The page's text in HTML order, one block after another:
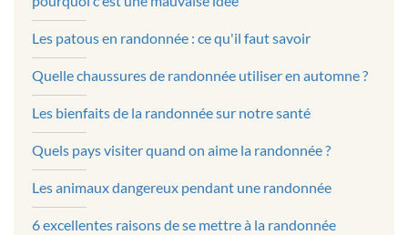
Les patous en randonnée : ce qu'il faut savoir
Quelle chaussures de randonnée utiliser en automne ?
Les bienfaits de la randonnée sur notre santé
Quels pays visiter quand on aime la randonnée ?
Les animaux dangereux pendant une randonnée
6 excellentes raisons de se mettre à la randonnée